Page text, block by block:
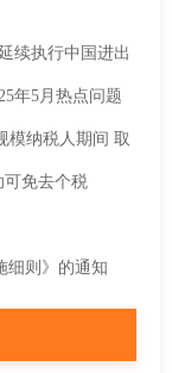
专用作业车辆
2023年第15号
续执行中国进出
政策的通知
年5月热点问题
模纳税人期间 取
可免去个税
细则》的通知